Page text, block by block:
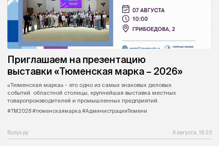
Приглашаем на презентацию
выставки «Тюменская марка – 2026»
«Тюменская марка» - это одно из самых знаковых деловых
событий областной столицы, крупнейшая выставка местных
товаропроизводителей и промышленных предприятий.
#ТМ2026 #тюменскаямарка #АдминистрацияТюмени
Вслух.ру 6 августа, 19:23